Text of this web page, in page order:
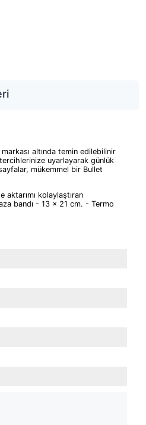
altında temin edilebilinir
uyarlayarak günlük
mükemmel bir Bullet
kolaylaştıran
bandı - 13 x 21 cm. - Termo